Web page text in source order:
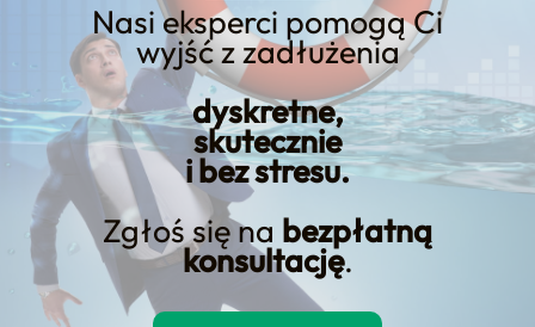
Nasi eksperci pomogą Ci
wyjść z zadłużenia
dyskretne,
skutecznie
i bez stresu.
Zgłoś się na bezpłatną
konsultację.
Posiadanie kawałka
historii Polski
Spis Treści